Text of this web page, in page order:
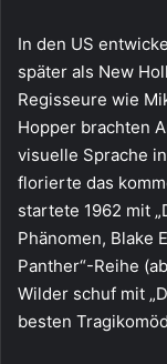
In den US
später als New
Regisseure wie
Hopper brachten
visuelle Sprache
florierte das
startete 1962 mit
Phänomen, Blake
Panther“-Reihe
Wilder schuf mit
besten